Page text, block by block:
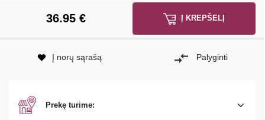
36.95 € Į KREPŠELĮ
Į norų sąrašą Palyginti
Prekę turime: